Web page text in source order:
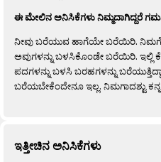
ಈ ಮೇಲಿನ ಅನಿಸಿಕೆಗಳು ನಿಮ್ಮದಾಗಿದ್ದರೆ
ನೀವು ಬರೆಯುವ ಹಾಗೆಯೇ ಬರೆಯಿರಿ.
ಅವುಗಳನ್ನು ಬಳಸಿಕೊಂಡೇ ಬರೆಯಿರಿ. ಇಲ್ಲಿ
ಪದಗಳನ್ನು ಬಳಸಿ ಬರಹಗಳನ್ನು
ಬರೆಯಬೇಕೆಂದೇನೂ ಇಲ್ಲ. ನಿಮಗಾದಶ್ಟು
ಇತ್ತೀಚಿನ ಅನಿಸಿಕೆಗಳು